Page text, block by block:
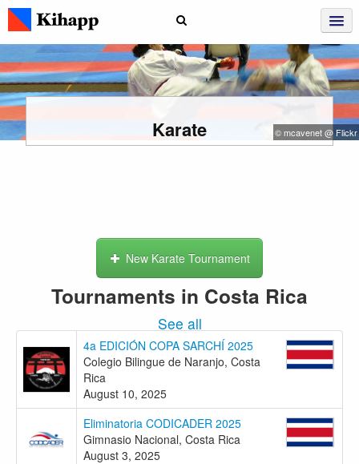
© mcavenet @ Flickr
Karate
New Karate Tournament
Tournaments in Costa Rica
See all
4a EDICIÓN COPA SARCHÍ 2025
Colegio Bilingue de Naranjo, Costa
Rica
August 10, 2025
Eliminatoria CODICADER 2025
Gimnasio Nacional, Costa Rica
August 3, 2025